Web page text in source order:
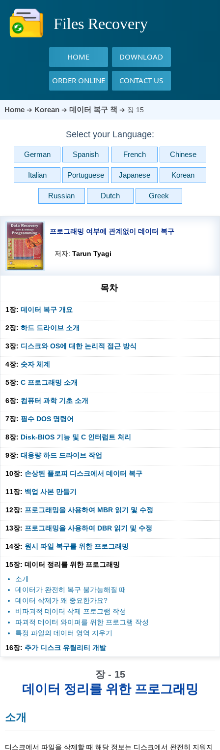
Files Recovery
HOME DOWNLOAD
ORDER ONLINE CONTACT US
Home➔ Korean ➔ 데이터 복구 책 ➔ 장 15
Select your Language:
German Spanish French Chinese
Italian Portuguese Japanese Korean
Russian Dutch Greek
프로그래밍 여부에 관계없이 데이터 복구
저자: Tarun Tyagi
목차
1장: 데이터 복구 개요
2장: 하드 드라이브 소개
3장: 디스크와 OS에 대한 논리적 접근 방식
4장: 숫자 체계
5장: C 프로그래밍 소개
6장: 컴퓨터 과학 기초 소개
7장: 필수 DOS 명령어
8장: Disk-BIOS 기능 및 C 인터럽트 처리
9장: 대용량 하드 드라이브 작업
10장: 손상된 플로피 디스크에서 데이터 복구
11장: 백업 사본 만들기
12장: 프로그래밍을 사용하여 MBR 읽기 및 수정
13장: 프로그래밍을 사용하여 DBR 읽기 및 수정
14장: 원시 파일 복구를 위한 프로그래밍
15장: 데이터 정리를 위한 프로그래밍
소개
데이터가 완전히 복구 불가능해질 때
데이터 삭제가 왜 중요한가요?
비파괴적 데이터 삭제 프로그램 작성
파괴적 데이터 와이퍼를 위한 프로그램 작성
특정 파일의 데이터 영역 지우기
16장: 추가 디스크 유틸리티 개발
장 - 15
데이터 정리를 위한 프로그래밍
소개
디스크에서 파일을 삭제할 때 해당 정보는 디스크에서 완전히 지워지